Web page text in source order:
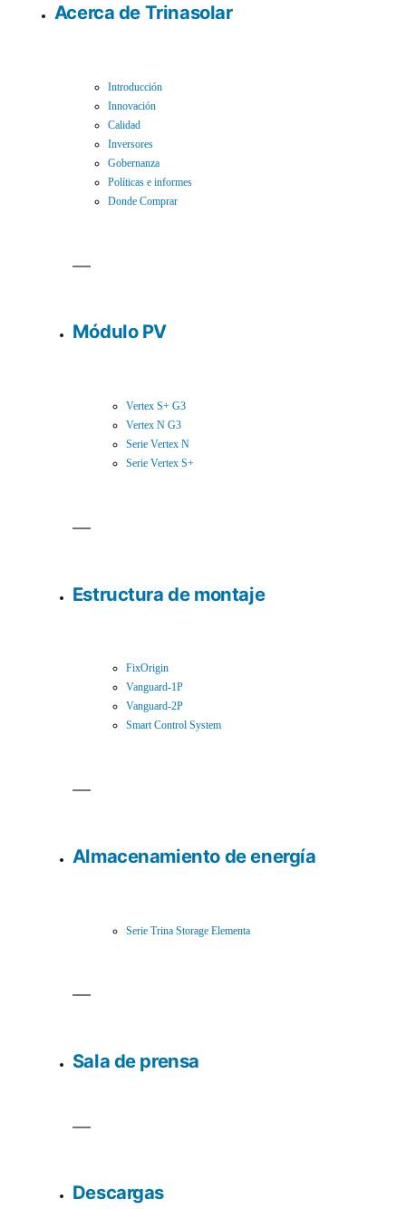
Acerca de Trinasolar
Introducción
Innovación
Calidad
Inversores
Gobernanza
Políticas e informes
Donde Comprar
Módulo PV
Vertex S+ G3
Vertex N G3
Serie Vertex N
Serie Vertex S+
Estructura de montaje
FixOrigin
Vanguard-1P
Vanguard-2P
Smart Control System
Almacenamiento de energía
Serie Trina Storage Elementa
Sala de prensa
Descargas